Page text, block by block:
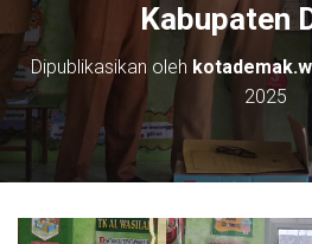
Kabupaten
Dipublikasikan oleh
2025